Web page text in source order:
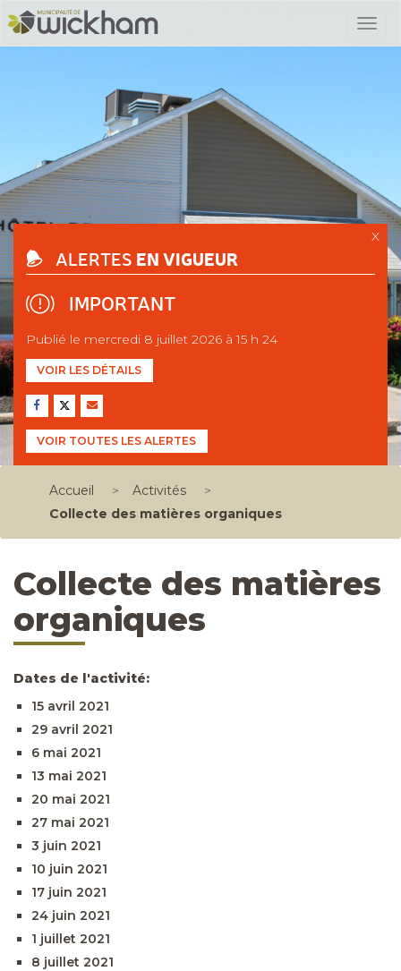
X
ALERTES EN VIGUEUR
IMPORTANT
Publié le mercredi 8 juillet 2026 à 15 h 24
VOIR LES DÉTAILS
VOIR TOUTES LES ALERTES
Accueil > Activités
>
Collecte des matières organiques
Collecte des matières
organiques
Dates de l'activité:
15 avril 2021
29 avril 2021
6 mai 2021
13 mai 2021
20 mai 2021
27 mai 2021
3 juin 2021
10 juin 2021
17 juin 2021
24 juin 2021
1 juillet 2021
8 juillet 2021